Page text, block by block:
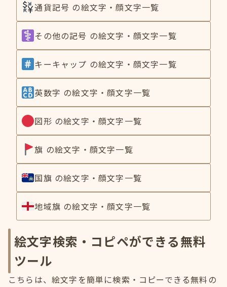
通貨記号 の絵文字・顔文字一覧
その他の記号 の絵文字・顔文字一覧
キーキャップ の絵文字・顔文字一覧
英数字 の絵文字・顔文字一覧
図形 の絵文字・顔文字一覧
旗 の絵文字・顔文字一覧
国旗 の絵文字・顔文字一覧
地域旗 の絵文字・顔文字一覧
絵文字検索・コピペができる無料
ツール
こちらは、絵文字を簡単に検索・コピーできる無料の